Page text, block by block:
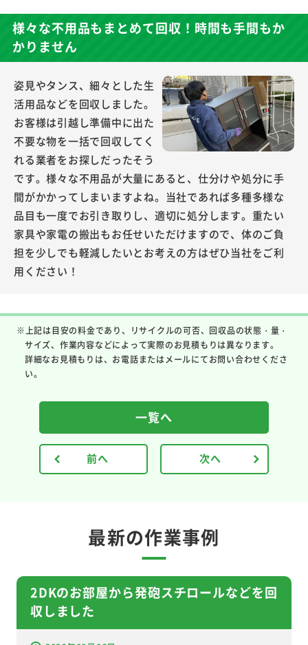
様々な不用品もまとめて回収！時間も手間もか
かりません
姿見やタンス、細々とした生
活用品などを回収しました。
お客様は引越し準備中に出た
不要な物を一括で回収してく
れる業者をお探しだったそう
です。様々な不用品が大量にあると、仕分けや処分に手
間がかかってしまいますよね。当社であれば多種多様な
品目も一度でお引き取りし、適切に処分します。重たい
家具や家電の搬出もお任せいただけますので、体のご負
担を少しでも軽減したいとお考えの方はぜひ当社をご利
用ください！
※上記は目安の料金であり、リサイクルの可否、回収品の状態・量・
サイズ、作業内容などによって実際のお見積もりは異なります。
詳細なお見積もりは、お電話またはメールにてお問い合わせくださ
い。
前へ
一覧へ
次へ
最新の作業事例
2DKのお部屋から発砲スチロールなどを回
収しました